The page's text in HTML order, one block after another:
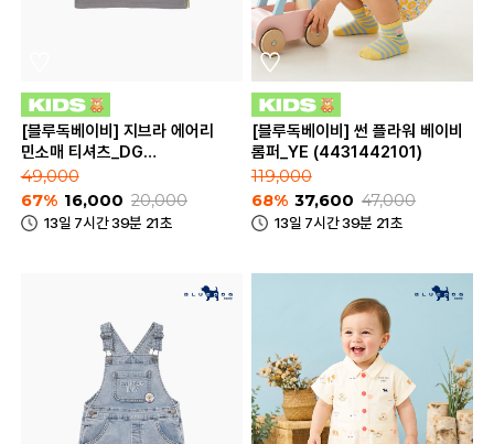
[블루독베이비] 지브라 에어리
민소매 티셔츠_DG
(4431433301)
49,000
67% 16,000 20,000
13일 7시간 39분 21초
[블루독베이비] 썬 플라워 베이비
롬퍼_YE (4431442101)
119,000
68% 37,600 47,000
13일 7시간 39분 21초